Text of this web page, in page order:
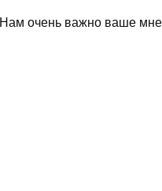
Нам очень важно ваше